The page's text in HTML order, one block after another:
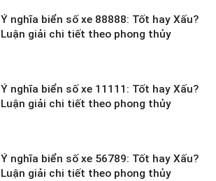
Ý nghĩa biển số xe 88888: Tốt hay Xấu?
Luận giải chi tiết theo phong thủy
Ý nghĩa biển số xe 11111: Tốt hay Xấu?
Luận giải chi tiết theo phong thủy
Ý nghĩa biển số xe 56789: Tốt hay Xấu?
Luận giải chi tiết theo phong thủy